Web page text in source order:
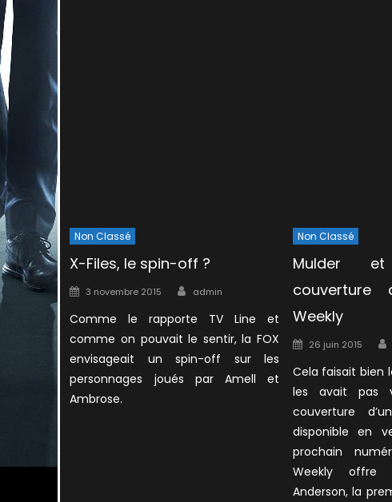
Non Classé
X-Files, le spin-off ?
Posted
3 novembre 2015 Author
admin
Comme le rapporte TV Line et
comme on pouvait le sentir, la FOX
envisageait un spin-off sur les
personnages joués par Amell et
Ambrose.
Non Classé
Mulder
couverture
Weekly
Posted
26 juin 2015
Cela faisait bien
les avait pas
couverture
disponible en
prochain
Weekly
Anderson, la